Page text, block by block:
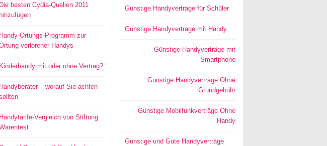
Die besten Cydia-Quellen 2011
hinzufügen
Handy-Ortungs-Programm zur
verlorener Handys
Kinderhandy mit oder ohne Vertrag?
Handyberater – worauf Sie achten
Handytarife-Vergleich von Stiftung
Günstige Handyverträge für Schüler
Günstige Handyverträge mit Handy
Günstige Handyverträge mit
Smartphone
Günstige Handyverträge Ohne
Grundgebühr
Günstige Mobilfunkverträge Ohne
Handy
Günstige und Gute Handyverträge